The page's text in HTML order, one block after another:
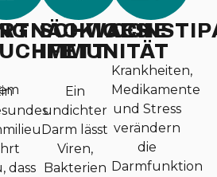
dass
SCHWACHE
IMMUNITÄT
Ein
undichter
Darm lässt
Viren,
Bakterien
Krankheiten,
Medikamente
und Stress
verändern
die
Darmfunktion